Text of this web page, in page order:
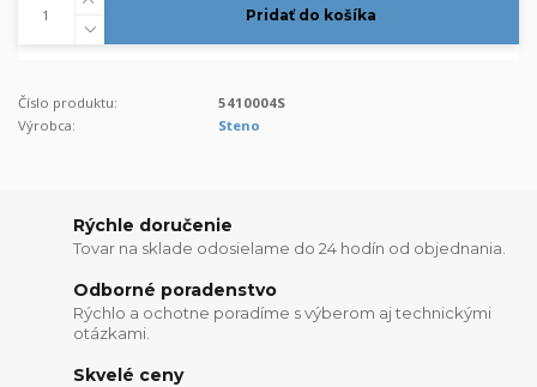
Pridať do košíka
Číslo produktu:
5410004S
Výrobca:
Steno
Rýchle doručenie
Tovar na sklade odosielame do 24 hodín od objednania.
Odborné poradenstvo
Rýchlo a ochotne poradíme s výberom aj technickými
otázkami.
Skvelé ceny